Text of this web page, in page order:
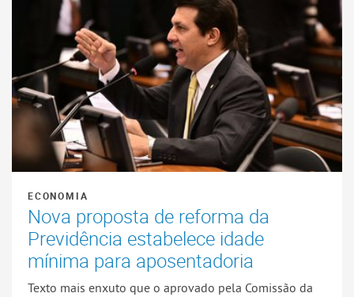
ECONOMIA
Nova proposta de reforma da
Previdência estabelece idade
mínima para aposentadoria
Texto mais enxuto que o aprovado pela Comissão da